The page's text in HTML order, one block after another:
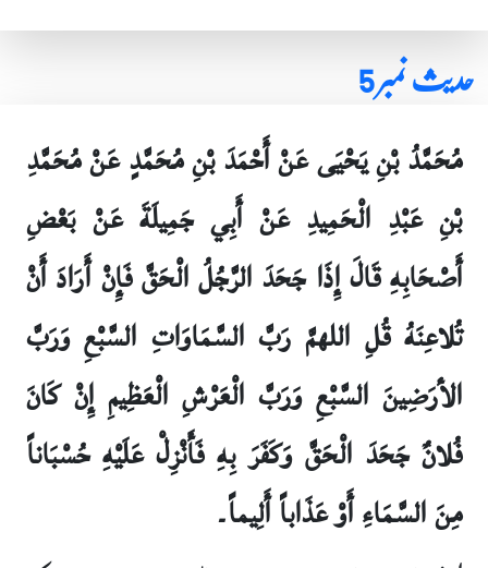
حدیث نمبر 5
مُحَمَّدُ بْنِ يَحْيَى عَنْ أَحْمَدَ بْنِ مُحَمَّدٍ عَنْ مُحَمَّدِ
بْنِ عَبْدِ الْحَمِيدِ عَنْ أَبِي جَمِيلَةَ عَنْ بَعْضِ
أَصْحَابِهِ قَالَ إِذَا جَحَدَ الرَّجُلُ الْحَقَّ فَإِنْ أَرَادَ أَنْ
تُلاعِنَهُ قُلِ اللهمَّ رَبَّ السَّمَاوَاتِ السَّبْعِ وَرَبَّ
الأرَضِينَ السَّبْعِ وَرَبَّ الْعَرْشِ الْعَظِيمِ إِنْ كَانَ
فُلانٌ جَحَدَ الْحَقَّ وَكَفَرَ بِهِ فَأَنْزِلْ عَلَيْهِ حُسْبَاناً
مِنَ السَّمَاءِ أَوْ عَذَاباً أَلِيماً۔